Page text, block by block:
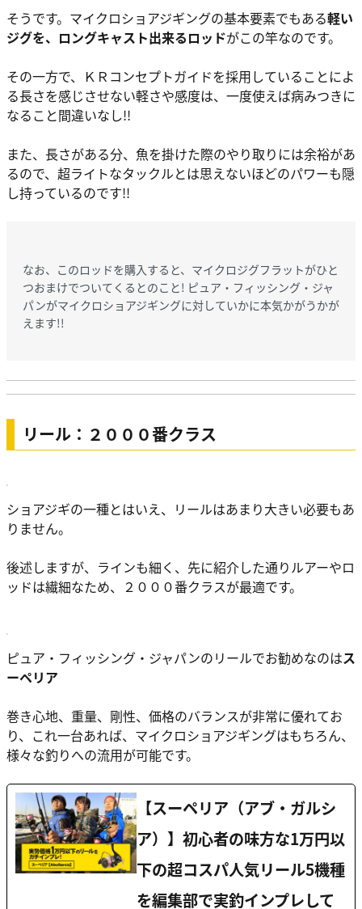
そうです。マイクロショアジギングの基本要素でもある軽い
ジグを、ロングキャスト出来るロッドがこの竿なのです。
その一方で、ＫＲコンセプトガイドを採用していることによ
る長さを感じさせない軽さや感度は、一度使えば病みつきに
なること間違いなし!!
また、長さがある分、魚を掛けた際のやり取りには余裕があ
るので、超ライトなタックルとは思えないほどのパワーも隠
し持っているのです!!
なお、このロッドを購入すると、マイクロジグフラットがひと
つおまけでついてくるとのこと! ピュア・フィッシング・ジャ
パンがマイクロショアジギングに対していかに本気かがうかが
えます!!
リール：２０００番クラス
ショアジギの一種とはいえ、リールはあまり大きい必要もあ
りません。
後述しますが、ラインも細く、先に紹介した通りルアーやロ
ッドは繊細なため、２０００番クラスが最適です。
ピュア・フィッシング・ジャパンのリールでお勧めなのはス
ーペリア
巻き心地、重量、剛性、価格のバランスが非常に優れてお
り、これ一台あれば、マイクロショアジギングはもちろん、
様々な釣りへの流用が可能です。
【スーペリア（アブ・ガルシ
ア）】初心者の味方な1万円以
下の超コスパ人気リール5機種
を編集部で実釣インプレして